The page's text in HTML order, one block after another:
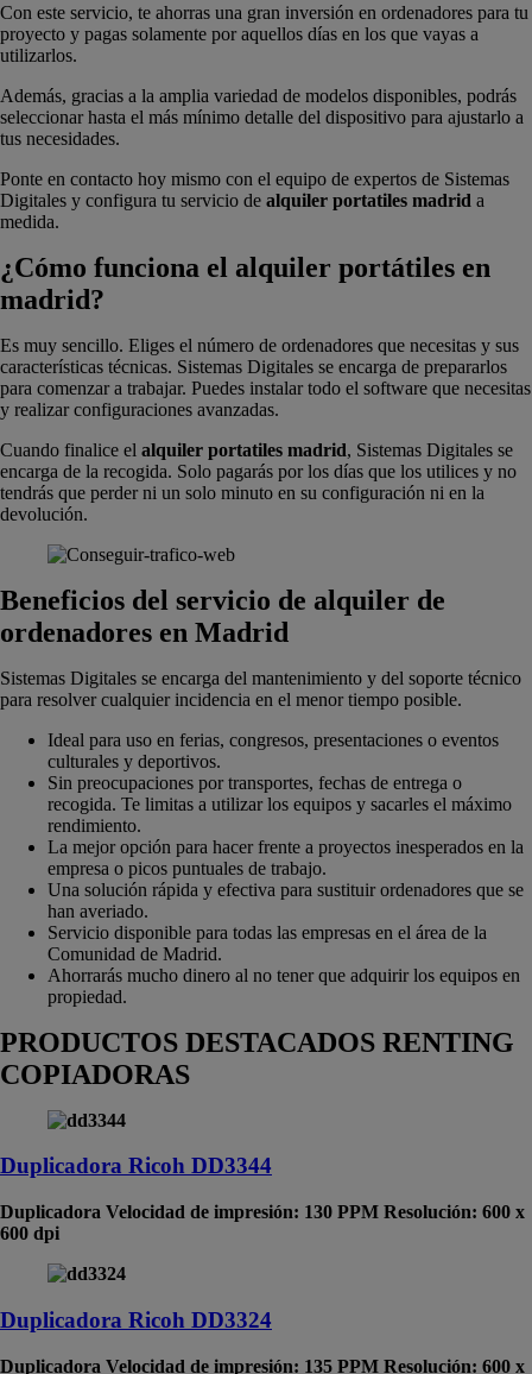
Con este servicio, te ahorras una gran inversión en ordenadores para tu
proyecto y pagas solamente por aquellos días en los que vayas a
utilizarlos.
Además, gracias a la amplia variedad de modelos disponibles, podrás
seleccionar hasta el más mínimo detalle del dispositivo para ajustarlo a
tus necesidades.
Ponte en contacto hoy mismo con el equipo de expertos de Sistemas
Digitales y configura tu servicio de alquiler portatiles madrid a
medida.
¿Cómo funciona el alquiler portátiles en
madrid?
Es muy sencillo. Eliges el número de ordenadores que necesitas y sus
características técnicas. Sistemas Digitales se encarga de prepararlos
para comenzar a trabajar. Puedes instalar todo el software que necesitas
y realizar configuraciones avanzadas.
Cuando finalice el alquiler portatiles madrid, Sistemas Digitales se
encarga de la recogida. Solo pagarás por los días que los utilices y no
tendrás que perder ni un solo minuto en su configuración ni en la
devolución.
Beneficios del servicio de alquiler de
ordenadores en Madrid
Sistemas Digitales se encarga del mantenimiento y del soporte técnico
para resolver cualquier incidencia en el menor tiempo posible.
Ideal para uso en ferias, congresos, presentaciones o eventos
culturales y deportivos.
Sin preocupaciones por transportes, fechas de entrega o
recogida. Te limitas a utilizar los equipos y sacarles el máximo
rendimiento.
La mejor opción para hacer frente a proyectos inesperados en la
empresa o picos puntuales de trabajo.
Una solución rápida y efectiva para sustituir ordenadores que se
han averiado.
Servicio disponible para todas las empresas en el área de la
Comunidad de Madrid.
Ahorrarás mucho dinero al no tener que adquirir los equipos en
propiedad.
PRODUCTOS DESTACADOS RENTING
COPIADORAS
Duplicadora Ricoh DD3344
Duplicadora Velocidad de impresión: 130 PPM Resolución: 600 x
600 dpi
Duplicadora Ricoh DD3324
Duplicadora Velocidad de impresión: 135 PPM Resolución: 600 x